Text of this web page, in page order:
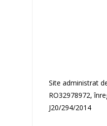
Site administrat
RO32978972,
J20/294/2014